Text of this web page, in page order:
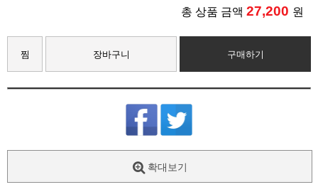
총 상품 금액 27,200 원
찜 장바구니 구매하기
확대보기